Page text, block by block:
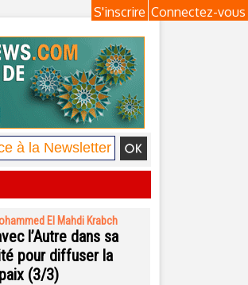
Connectez-vous
S'inscrire
El Mahdi Krabch
l’Autre dans sa
pour diffuser la
(3/3)